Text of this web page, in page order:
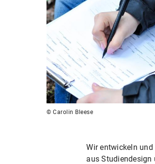
© Carolin Bleese
Wir entwickeln
aus